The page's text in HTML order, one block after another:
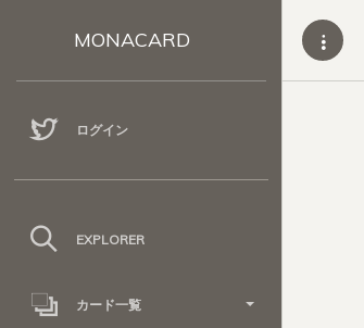
MONACARD
ログイン
EXPLORER
カード一覧